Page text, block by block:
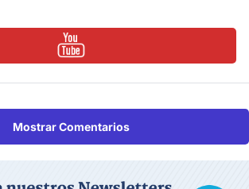
Mostrar Comentarios